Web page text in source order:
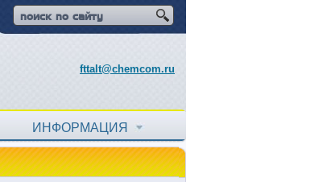
fttalt@chemcom.ru
ИНФОРМАЦИЯ